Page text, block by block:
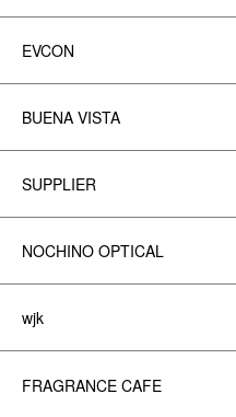
EVCON
BUENA VISTA
SUPPLIER
NOCHINO OPTICAL
wjk
FRAGRANCE CAFE